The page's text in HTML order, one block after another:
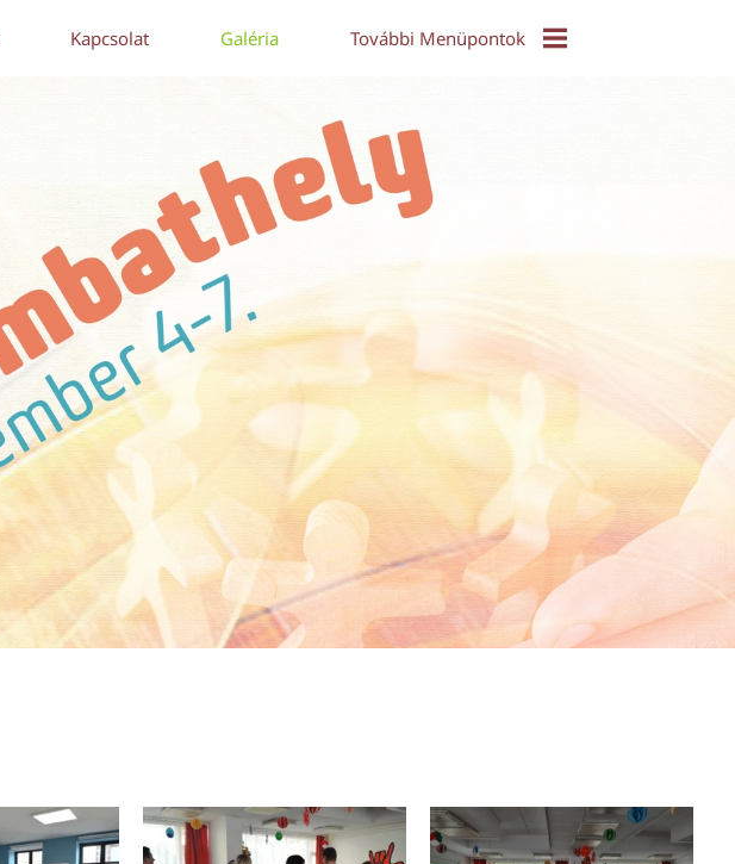
Kapcsolat Galéria További Menüpontok
Közös Táncház - Video
Online Konferencia 2021
Alkotói Pályázat 2017
Díjazott Alkotások 2017
Videó Galéria